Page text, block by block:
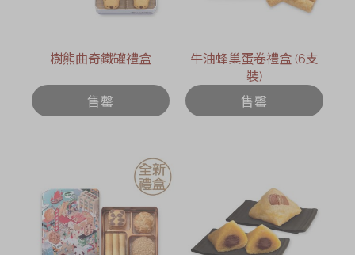
樹熊曲奇鐵罐禮盒
售罄
牛油蜂巢蛋卷禮盒 (6支
裝)
售罄